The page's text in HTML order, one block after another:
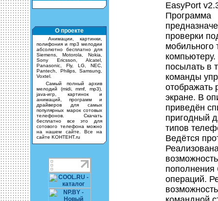
О проекте
Анимации, картинки,
полифония и mp3 мелодии
абсолютно бесплатно для
Siemens, Motorola, Nokia,
Sony Ericsson, Alcatel,
Panasonic, Fly, LG, NEC,
Pantech, Philips, Samsung,
Voxtel.
Самый полный архив
мелодий (midi, mmf, mp3),
java-игр, картинок и
анимаций, программ и
драйверов для самых
популярных марок сотовых
телефонов. Скачать
бесплатно все это для
сотового телефона можно
на нашем сайте. Все на
сайте KOHTEHT.ru
EasyPort
Программа
проверки
мобильного
посылать в
команды
отображать
экране. В
приведён
пригодный
типов
Ведётся
возможность
пополнения
операций.